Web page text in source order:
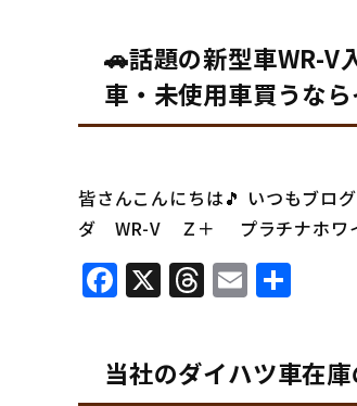
🚗話題の新型車WR-V
車・未使用車買うな
皆さんこんにちは🎵 いつもブロ
ダ WR-V Ｚ＋ プラチナホワ
Facebook
X Threads
Email
当社のダイハツ車在